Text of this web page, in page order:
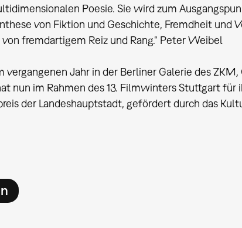
Poesie. Sie wird zum
von Fiktion und Geschichte, Fremdheit und
fremdartigem Reiz und Rang.“ Peter Weibel
vergangenen Jahr in der Berliner Galerie des ZKM,
nun im Rahmen des 13. Filmwinters Stuttgart für
der Landeshauptstadt, gefördert durch das